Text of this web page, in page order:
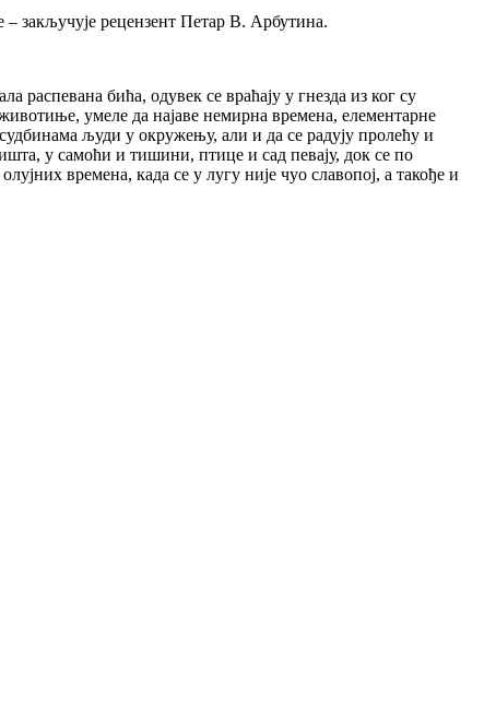
закључује рецензент Петар В. Арбутина.
бића, одувек се враћају у гнезда из ког су
умеле да најаве немирна времена, елементарне
људи у окружењу, али и да се радују пролећу и
у самоћи и тишини, птице и сад певају, док се по
времена, када се у лугу није чуо славопој, а такође и